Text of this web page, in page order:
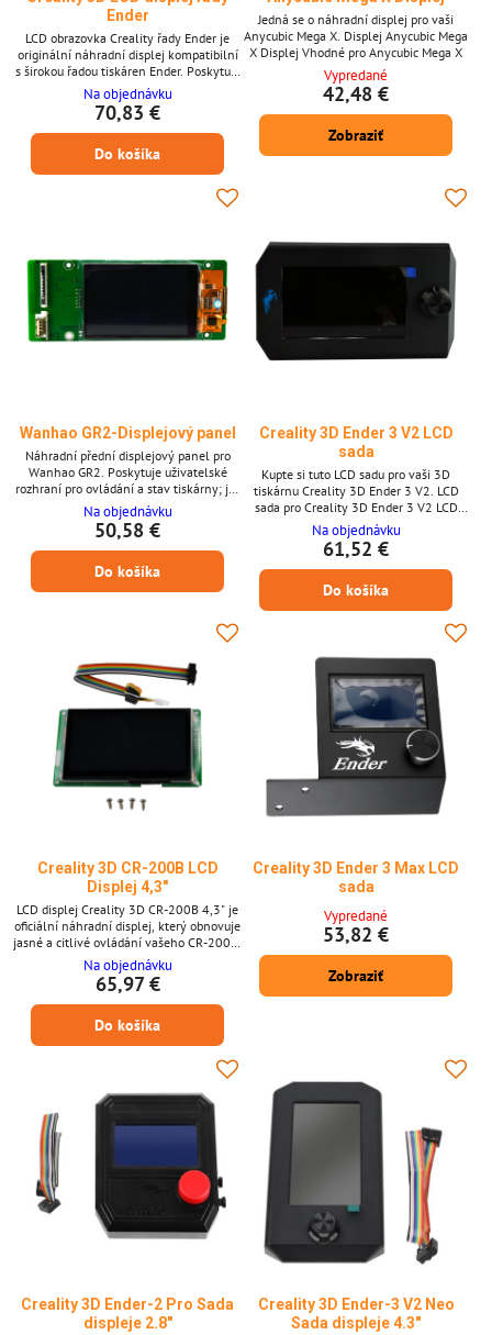
Ender
LCD obrazovka Creality řady Ender je
originální náhradní displej kompatibilní
s širokou řadou tiskáren Ender. Poskytuje
jasnou navigaci v menu a přímé ovládání
funkcí tiskárny, čímž se stává nezbytným
náhradním dílem, pokud se původní
obrazovka poškodí nebo přestane
obrazovka pro tiskárny Creality řady
Na objednávku
70,83 €
Do košíka
Jedná se o náhradní displej pro vaši
Anycubic Mega X. Displej Anycubic Mega
X Displej Vhodné pro Anycubic Mega X
Vypredané
42,48 €
Zobraziť
Wanhao GR2-Displejový panel
Náhradní přední displejový panel pro
Wanhao GR2. Poskytuje uživatelské
rozhraní pro ovládání a stav tiskárny; je-
li osazen, panel obsahuje dotykovou
vrstvu pro přímou interakci. Klíčové
(sestava displeje a dotykového panelu). *
Funkce: UI/zobrazení stavu a, je-li
relevantní, dotykový vstup pro nabídky a
Na objednávku
50,58 €
Do košíka
Creality 3D Ender 3 V2 LCD
sada
Kupte si tuto LCD sadu pro vaši 3D
tiskárnu Creality 3D Ender 3 V2. LCD
sada pro Creality 3D Ender 3 V2 LCD
sada Vhodné pro Creality 3D Ender 3 V2
Na objednávku
61,52 €
Do košíka
Creality 3D CR-200B LCD
Displej 4,3"
LCD displej Creality 3D CR-200B 4,3" je
oficiální náhradní displej, který obnovuje
jasné a citlivé ovládání vašeho CR-200B.
Barevný displej zajišťuje snadnou
navigaci v menu a díky odpovídajícím
konektorům a přesnému osazení je
výměna rychlá a bezproblémová. Klíčové
vlastnosti * Originální 4,3" LCD displej
pro Creality CR-200B * Barevné rozhraní
pro intuitivní použití * Obnovuje...
Na objednávku
65,97 €
Do košíka
Creality 3D Ender 3 Max LCD
sada
Vypredané
53,82 €
Zobraziť
Creality 3D Ender-2 Pro Sada
displeje 2.8″
Creality 3D Ender-3 V2 Neo
Sada displeje 4.3"